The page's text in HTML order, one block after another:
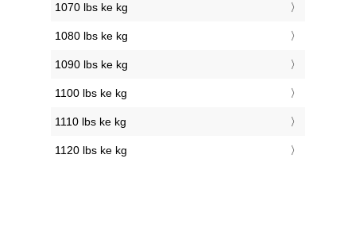
1070 lbs ke kg
1080 lbs ke kg
1090 lbs ke kg
1100 lbs ke kg
1110 lbs ke kg
1120 lbs ke kg